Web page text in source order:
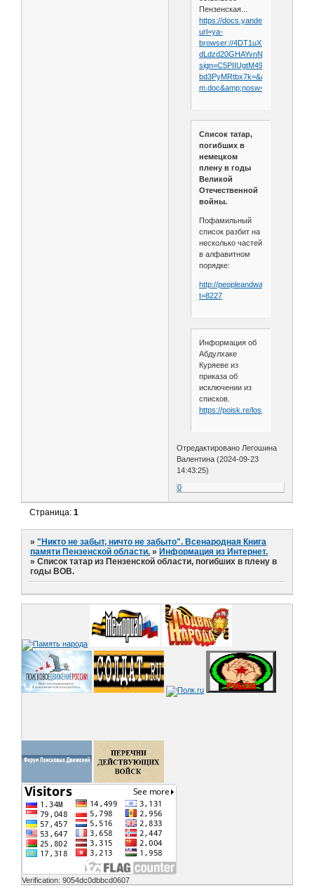
Пензенская...
https://docs.yandex.ru/docs/
url=ya-
browser://
bd3PyMRtbx7k=&amp;name=k-
m.doc&amp;nosw=1
Список татар,
погибших в
немецком
плену в годы
Великой
Отечественной
войны.
Пофамильный
список разбит на
несколько частей
в алфавитном
порядке:
http://peopleandwar.ru/forum/
t=8227
Информация об
Абдулхаке
Куряеве из
приказа об
исключении из
списков.
https://poisk.re/loss/prisoners/
Отредактировано Легошина
Валентина (2024-09-23
14:43:25)
0
Страница:1
»"Никто не забыт, ничто не забыто". Всенародная Книга
памяти Пензенской области. »Информация из Интернет.
»Список татар из Пензенской области, погибших в плену в
годы ВОВ.
Verification: 9054dc0dbbcd0607